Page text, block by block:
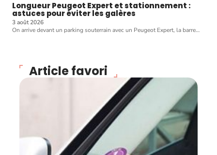
Longueur Peugeot Expert et stationnement :
astuces pour éviter les galères
3 août 2026
On arrive devant un parking souterrain avec un Peugeot Expert, la barre…
Article favori